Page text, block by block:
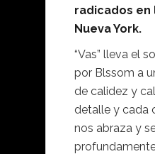
radicados en
Nueva York.
“Vas” lleva el
por Blssom a
de calidez y
detalle y cada
nos abraza y